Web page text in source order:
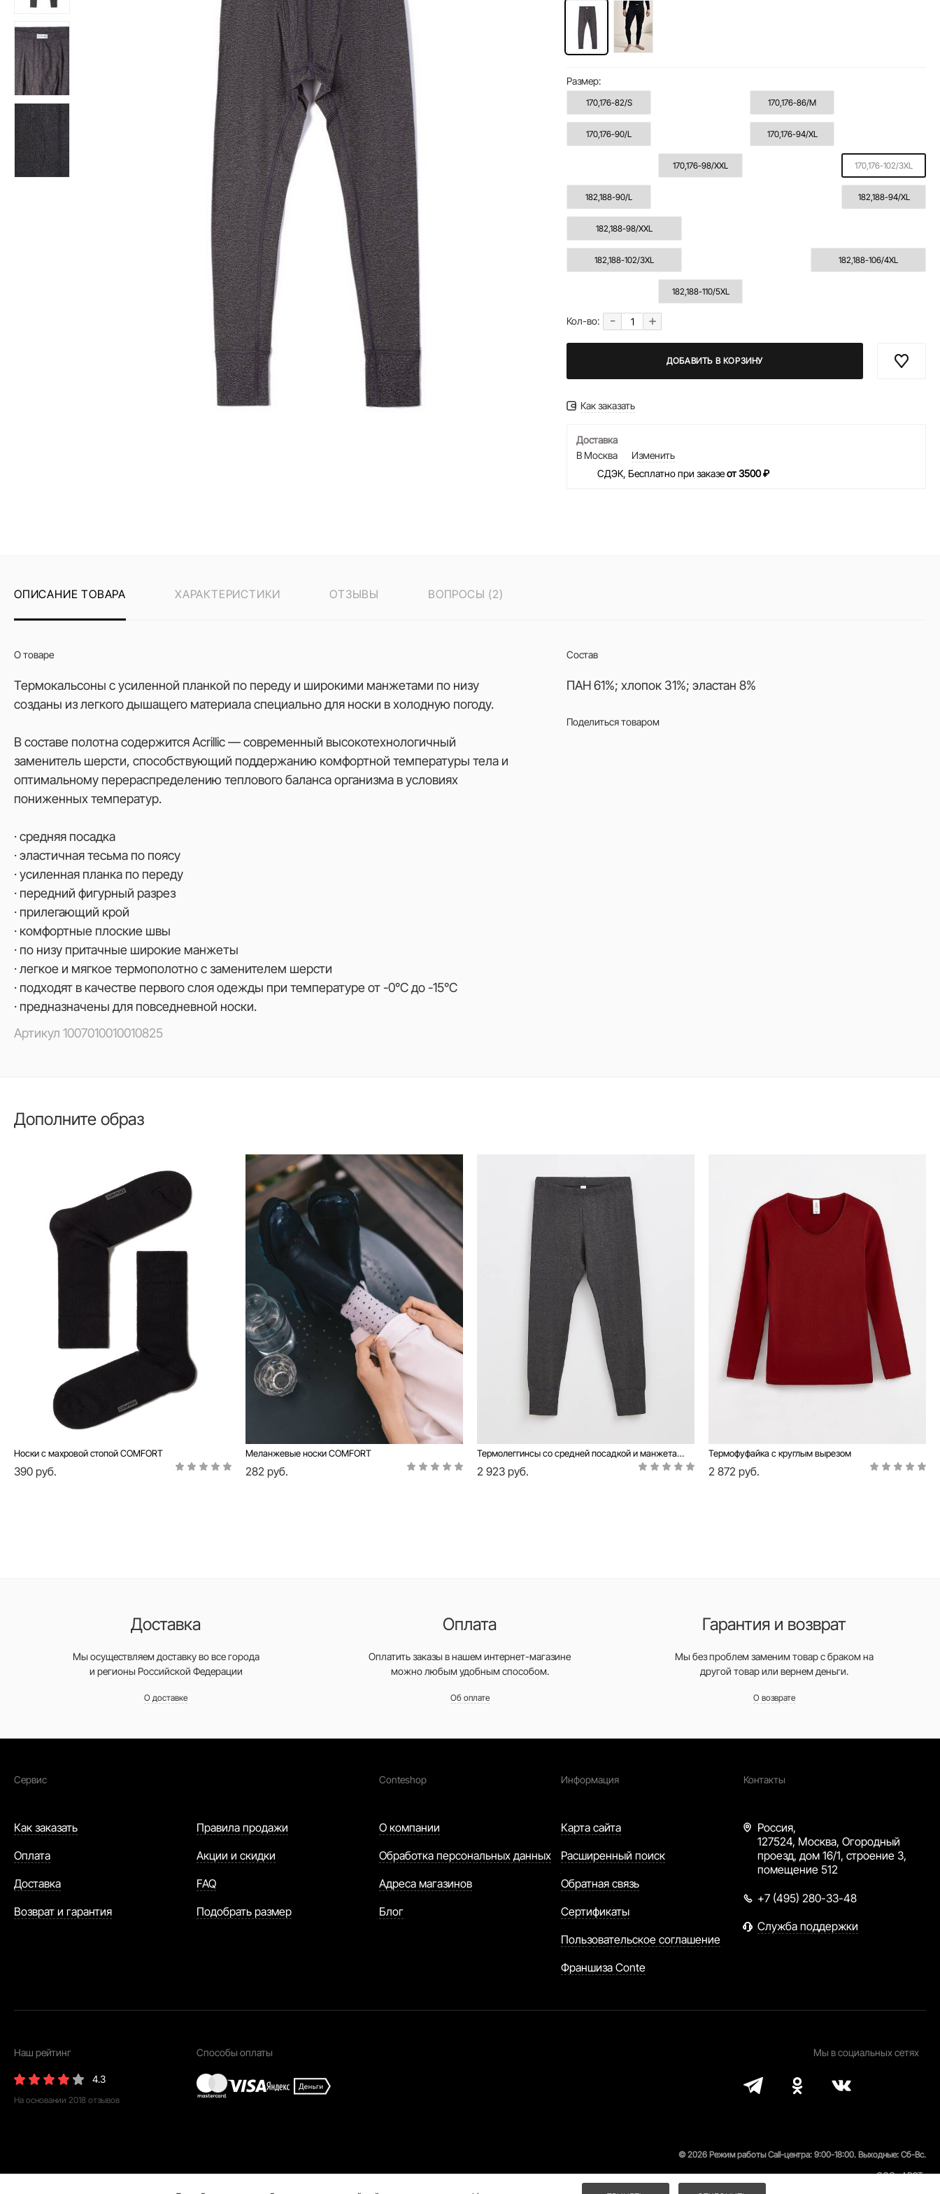
Размер:
170,176-82/S 170,176-86/M
170,176-90/L 170,176-94/XL
170,176-98/XXL 170,176-102/3XL
182,188-90/L 182,188-94/XL
182,188-98/XXL
182,188-102/3XL 182,188-106/4XL
182,188-110/5XL
Кол-во: - +
ДОБАВИТЬ В КОРЗИНУ
Как заказать
Доставка
В Москва
Изменить
СДЭК, Бесплатно при заказеот 3500 ₽
ОПИСАНИЕ ТОВАРА ХАРАКТЕРИСТИКИ ОТЗЫВЫ ВОПРОСЫ (2)
О товаре
Термокальсоны с усиленной планкой по переду и широкими манжетами по низу
созданы из легкого дышащего материала специально для носки в холодную погоду.
В составе полотна содержится Acrilliс — современный высокотехнологичный
заменитель шерсти, способствующий поддержанию комфортной температуры тела и
оптимальному перераспределению теплового баланса организма в условиях
пониженных температур.
· средняя посадка
· эластичная тесьма по поясу
· усиленная планка по переду
· передний фигурный разрез
· прилегающий крой
· комфортные плоские швы
· по низу притачные широкие манжеты
· легкое и мягкое термополотно с заменителем шерсти
· подходят в качестве первого слоя одежды при температуре от -0°C до -15°C
· предназначены для повседневной носки.
Артикул 1007010010010825
Состав
ПАН 61%; хлопок 31%; эластан 8%
Поделиться товаром
Дополните образ
Носки с махровой стопой COMFORT
390 руб.
Меланжевые носки COMFORT
282 руб.
Термолеггинсы со средней посадкой и манжетами по низу
2 923 руб.
Термофуфайка с круглым вырезом
2 872 руб.
Доставка
Мы осуществляем доставку во все города
и регионы Российской Федерации
О доставке
Оплата
Оплатить заказы в нашем интернет-магазине
можно любым удобным способом.
Об оплате
Гарантия и возврат
Мы без проблем заменим товар с браком на
другой товар или вернем деньги.
О возврате
Сервис
Как заказать
Оплата
Доставка
Возврат и гарантия
Правила продажи
Акции и скидки
FAQ
Подобрать размер
Conteshop
О компании
Обработка персональных данных
Адреса магазинов
Блог
Информация
Карта сайта
Расширенный поиск
Обратная связь
Сертификаты
Пользовательское соглашение
Франшиза Conte
Контакты
Россия,
127524, Москва, Огородный
проезд, дом 16/1, строение 3,
помещение 512
+7 (495) 280-33-48
Служба поддержки
Наш рейтинг
4.3
На основании 2018 отзывов
Способы оплаты Мы в социальных сетях
© 2026 Режим работы Call-центра: 9:00-18:00. Выходные: Сб-Вс.
ООО «АРСТ»